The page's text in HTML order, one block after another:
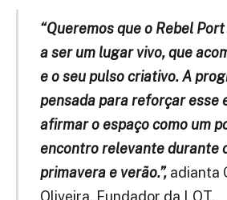
“Queremos que o Rebel
a ser um lugar vivo, que
e o seu pulso criativo. A
pensada para reforçar esse
afirmar o espaço como um
encontro relevante durante
primavera e verão.”, adianta
Oliveira, Fundador da LOT.